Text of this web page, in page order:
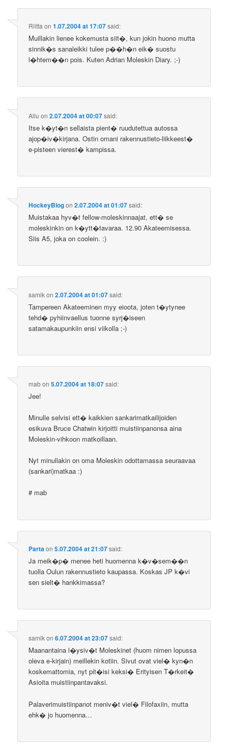
Riitta on1.07.2004 at 17:07said:
Muillakin lienee kokemusta siit�, kun jokin huono mutta
sinnik�s sanaleikki tulee p��h�n eik� suostu
l�htem��n pois. Kuten Adrian Moleskin Diary. ;-)
Allu on2.07.2004 at 00:07said:
Itse k�yt�n sellaista pient� ruudutettua autossa
ajop�iv�kirjana. Ostin omani rakennustieto-liikkeest�
e-pisteen vierest� kampissa.
HockeyBlogon2.07.2004 at 01:07said:
Muistakaa hyv�t fellow-moleskinnaajat, ett� se
moleskinkin on k�ytt�tavaraa. 12.90 Akateemisessa.
Siis A5, joka on coolein. :)
samikon2.07.2004 at 01:07said:
Tampereen Akateeminen myy eioota, joten t�ytynee
tehd� pyhiinvaellus tuonne syrj�iseen
satamakaupunkiin ensi viikolla ;-)
mabon5.07.2004 at 18:07said:
Jee!
Minulle selvisi ett� kaikkien sankarimatkailijoiden
esikuva Bruce Chatwin kirjoitti muistiinpanonsa aina
Moleskin-vihkoon matkoillaan.
Nyt minullakin on oma Moleskin odottamassa seuraavaa
(sankari)matkaa :)
# mab
Partaon5.07.2004 at 21:07said:
Ja meik�p� menee heti huomenna k�v�sem��n
tuolla Oulun rakennustieto kaupassa. Koskas JP k�vi
sen sielt� hankkimassa?
samikon6.07.2004 at 23:07said:
Maanantaina l�ysiv�t Moleskinet (huom nimen lopussa
oleva e-kirjain) meillekin kotiin. Sivut ovat viel� kyn�n
koskemattomia, nyt pit�isi keksi� Erityisen T�rkeit�
Asioita muistiinpantavaksi.
Palaverimuistiinpanot meniv�t viel� Filofaxiin, mutta
ehk� jo huomenna…